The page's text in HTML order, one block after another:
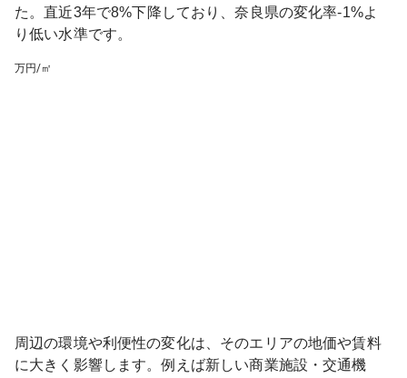
た。直近3年で8%下降しており 、奈良県の変化率-1%よ
り低い水準です。
万円/㎡
周辺の環境や利便性の変化は、そのエリアの地価や賃料
に大きく影響します。例えば新しい商業施設・交通機